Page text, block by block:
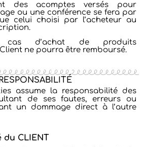
des acomptes versés pour
ou une conférence se fera par
celui choisi par l’acheteur au
cas d’achat de produits
ne pourra être remboursé.
assume la responsabilité des
de ses fautes, erreurs ou
un dommage direct à l’autre
du CLIENT